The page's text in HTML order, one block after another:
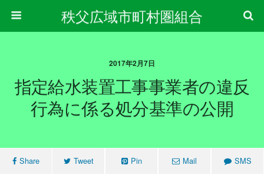
秩父広域市町村圏組合
2017年2月7日
指定給水装置工事事業者の違反
行為に係る処分基準の公開
Share Tweet Pin Mail SMS